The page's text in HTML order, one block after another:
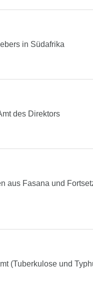
in Südafrika
des Direktors
aus Fasana und
(Tuberkulose und